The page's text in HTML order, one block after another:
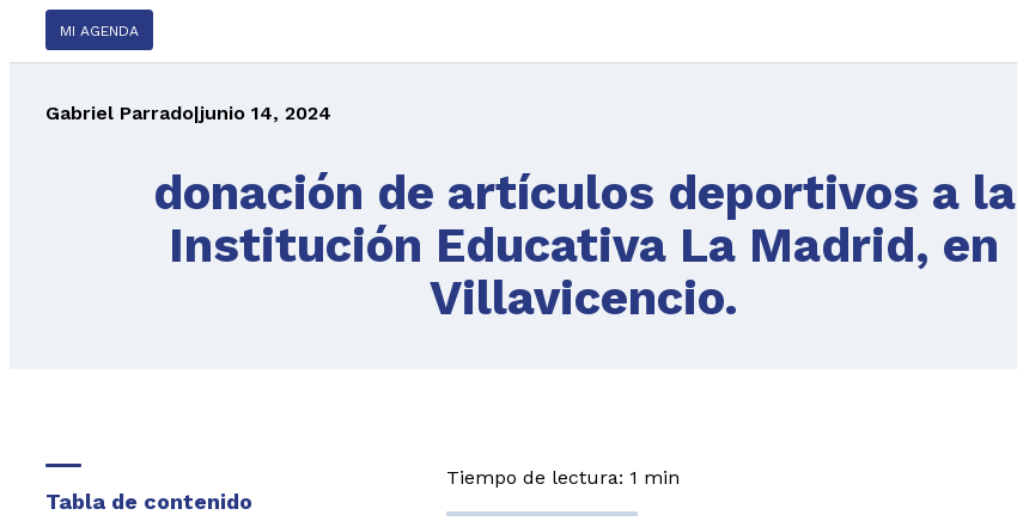
MI AGENDA
Gabriel Parrado|junio 14, 2024
donación de artículos deportivos a la
Institución Educativa La Madrid, en
Villavicencio.
Tabla de contenido
Tiempo de lectura: 1 min